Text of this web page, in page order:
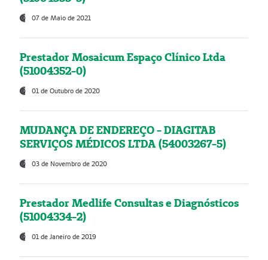
07 de Maio de 2021
Prestador Mosaicum Espaço Clínico Ltda
(51004352-0)
01 de Outubro de 2020
MUDANÇA DE ENDEREÇO - DIAGITAB
SERVIÇOS MÉDICOS LTDA (54003267-5)
03 de Novembro de 2020
Prestador Medlife Consultas e Diagnósticos
(51004334-2)
01 de Janeiro de 2019